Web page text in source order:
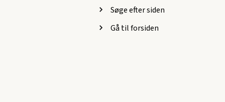
Søge efter siden
Gå til forsiden